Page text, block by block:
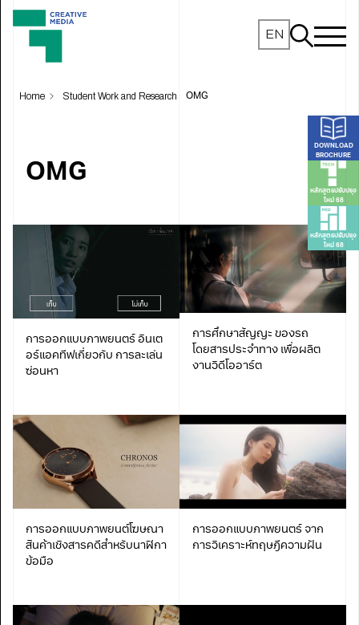
EN
DOWNLOAD
BROCHURE
หลักสูตรปรับปรุง
ใหม่ 68
หลักสูตรปรับปรุง
ใหม่ 68
Home Student Work and Research OMG
OMG
การออกแบบภาพยนตร์ อินเต
อร์แอคทีฟเกี่ยวกับ การละเล่น
ซ่อนหา
การศึกษาสัญญะ ของรถ
โดยสารประจำทาง เพื่อผลิต
งานวิดีโออาร์ต
การออกแบบภาพยนต์โฆษณา
สินค้าเชิงสารคดีสำหรับนาฬิกา
ข้อมือ
การออกแบบภาพยนตร์ จาก
การวิเคราะห์ทฤษฎีความฝัน